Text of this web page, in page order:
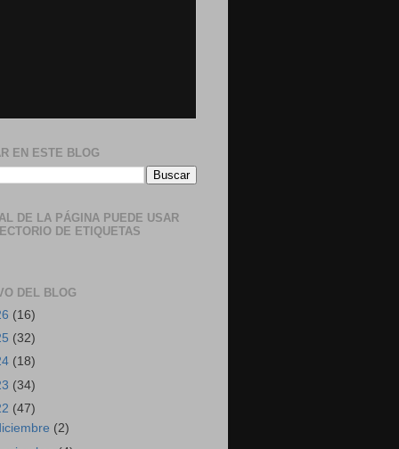
EN ESTE BLOG
DE LA PÁGINA PUEDE USAR
DE ETIQUETAS
DEL BLOG
(16)
(32)
(18)
(34)
(47)
(2)